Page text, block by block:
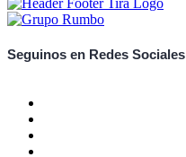
Seguinos en Redes Sociales